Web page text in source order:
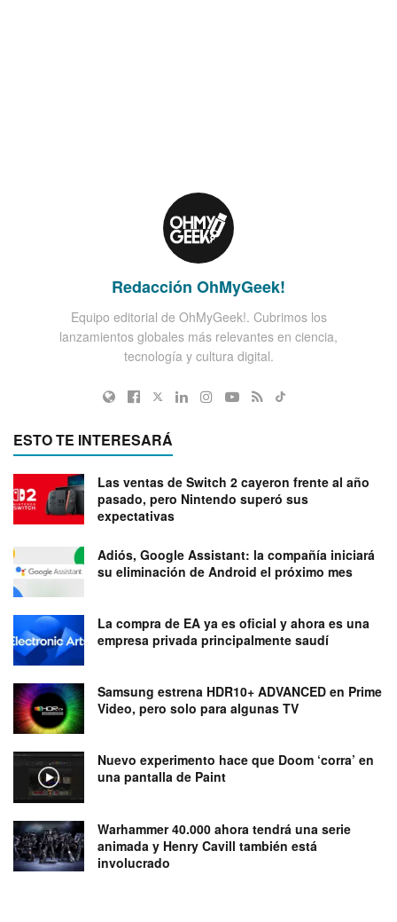
Redacción OhMyGeek!
Equipo editorial de OhMyGeek!. Cubrimos los
lanzamientos globales más relevantes en ciencia,
tecnología y cultura digital.
ESTO TE INTERESARÁ
Las ventas de Switch 2 cayeron frente al año
pasado, pero Nintendo superó sus
expectativas
Adiós, Google Assistant: la compañía iniciará
su eliminación de Android el próximo mes
La compra de EA ya es oficial y ahora es una
empresa privada principalmente saudí
Samsung estrena HDR10+ ADVANCED en Prime
Video, pero solo para algunas TV
Nuevo experimento hace que Doom ‘corra’ en
una pantalla de Paint
Warhammer 40.000 ahora tendrá una serie
animada y Henry Cavill también está
involucrado